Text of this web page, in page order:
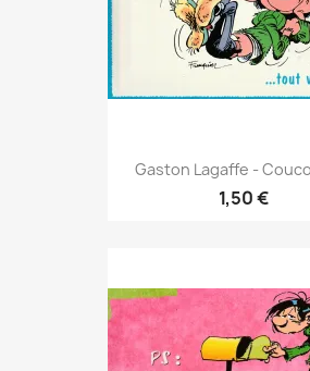
Gaston Lagaffe -
1,50 €